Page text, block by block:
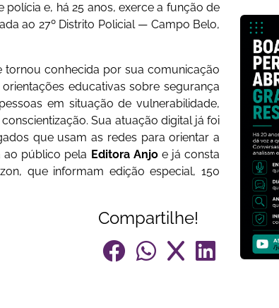
e, há 25 anos, exerce a função de
ao 27º Distrito Policial — Campo Belo,
tornou conhecida por sua comunicação
educativas sobre segurança
em situação de vulnerabilidade,
Sua atuação digital já foi
que usam as redes para orientar a
ao público pela Editora Anjoe já consta
que informam edição especial, 150
Compartilhe!